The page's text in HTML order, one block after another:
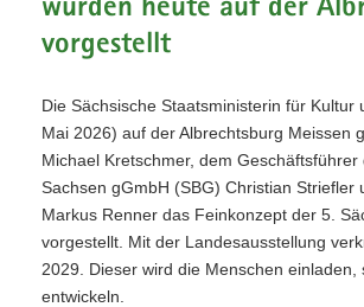
wurden heute auf der
vorgestellt
Die Sächsische Staatsministerin für Kultur
Mai 2026) auf der Albrechtsburg Meissen
Michael Kretschmer, dem
Sachsen gGmbH (SBG) Christian
Markus Renner das Feinkonzept der 5.
vorgestellt. Mit der Landesausstellung
2029. Dieser wird die Menschen
entwickeln.